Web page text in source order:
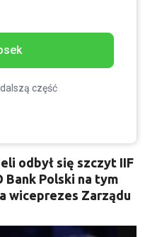
część
odbył się szczyt IIF
Bank Polski na tym
wiceprezes Zarządu